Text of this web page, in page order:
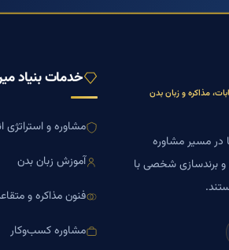
مذاکره و زبان بدن
در مسیر مشاوره
و برندسازی شخصی با
خدمات بنیاد
مشاوره و استراتژی
آموزش زبان بدن
فنون مذاکره و
مشاوره کسب‌وکار